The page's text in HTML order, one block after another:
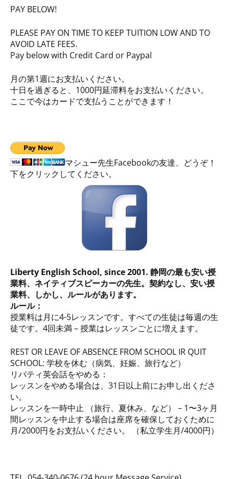
PAY BELOW!
PLEASE PAY ON TIME TO KEEP TUITION LOW AND TO
AVOID LATE FEES.
Pay below with Credit Card or Paypal
月の第1週にお支払いください。
十日を過ぎると、1000円延滞料をお支払いください。
ここで今はカードで支払うことができます！
マシュー先生Facebookの友達、どうぞ！
下をクリックしてください。
Liberty English School, since 2001. 静岡の最も安い授
業料、ネイティブスピーカーの先生。 契約なし、安い授
業料、しかし、ルールがあります。
ルール：
授業料は月に4-5レッスンです。すべての生徒は毎週の生
徒です。4回未満 – 授業はレッスンごとに増えます。
REST OR LEAVE OF ABSENCE FROM SCHOOL IR QUIT
SCHOOL: 学校を休む（病気、妊娠、旅行など）
リバティ英会話をやめる：
レッスンをやめる場合は、31日以上前にお申し出くださ
い。
レッスンを一時中止 （旅行、夏休み、など） – 1〜3ヶ月
間レッスンを中止する場合は座席を確保しておくために
月/2000円をお支払いください。 （私立学生月/4000円）